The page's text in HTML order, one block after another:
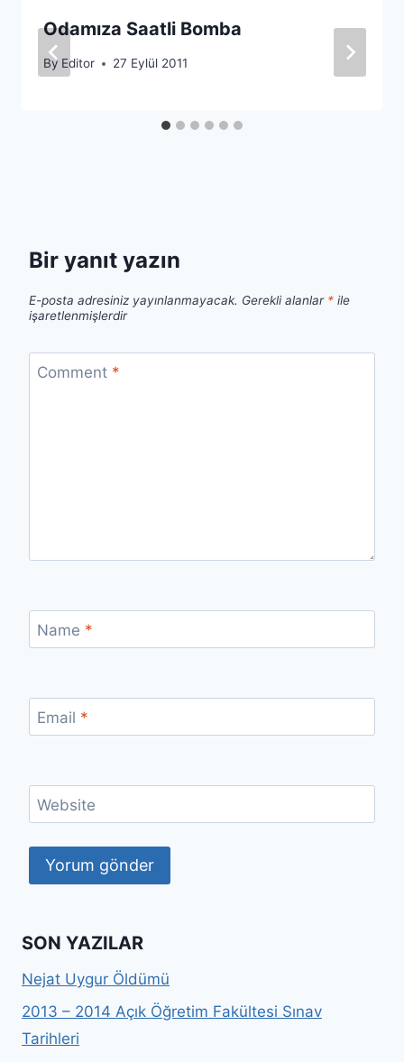
Odamıza Saatli Bomba
By Editor 27 Eylül 2011
Bir yanıt yazın
E-posta adresiniz yayınlanmayacak. Gerekli alanlar * ile
işaretlenmişlerdir
Comment *
Name *
Email *
Website
SON YAZILAR
Nejat Uygur Öldümü
2013 – 2014 Açık Öğretim Fakültesi Sınav
Tarihleri